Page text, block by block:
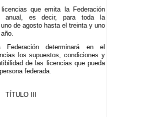
que emita la Federación
anual, es decir, para toda la
de agosto hasta el treinta y uno
determinará en el
los supuestos, condiciones y
de las licencias que pueda
federada.
TÍTULO III